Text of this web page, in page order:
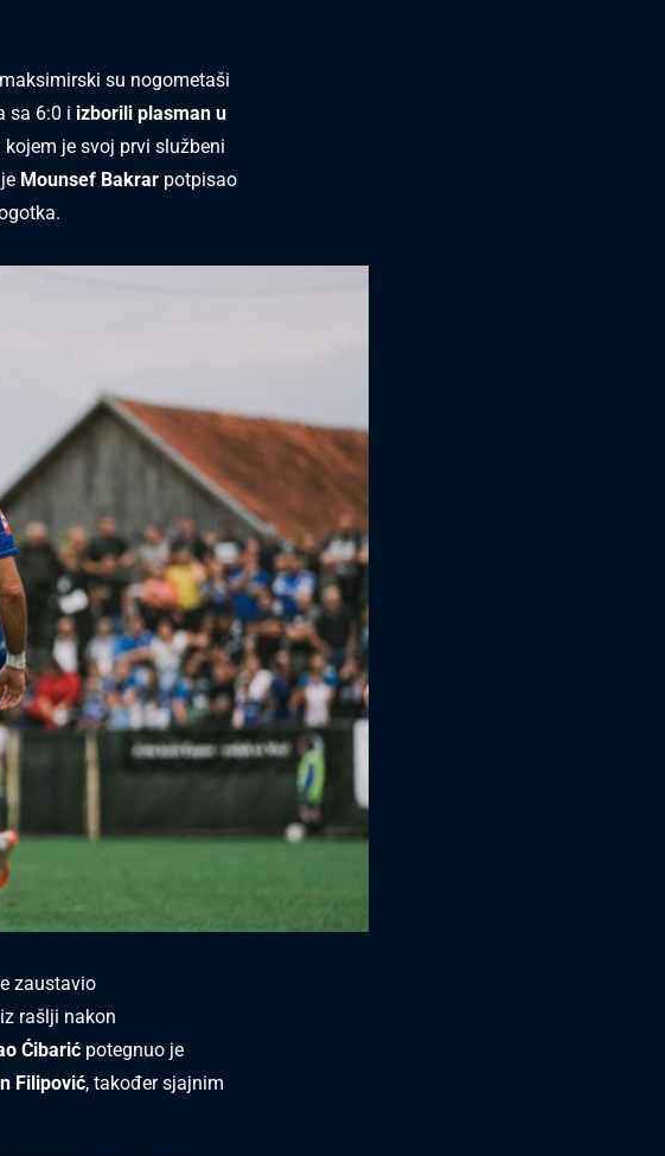
su nogometaši
sa 6:0 i izborili plasman u
je svoj prvi službeni
Mounsef Bakrar potpisao
zaustavio
rašlji nakon
Ćibarić potegnuo je
Filipović, također sjajnim